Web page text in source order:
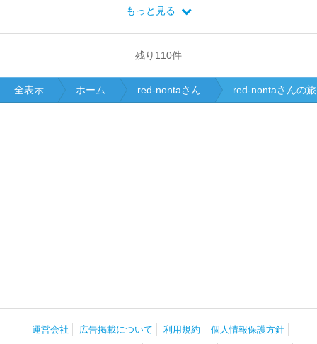
もっと見る
残り 110件
全表示 ホーム red-nontaさん red-nontaさんの
運営会社 広告掲載について 利用規約 個人情報保護方針